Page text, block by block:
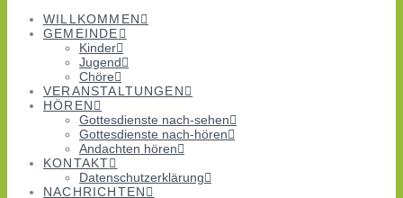
WILLKOMMEN
GEMEINDE
Kinder
Jugend
Chöre
VERANSTALTUNGEN
HÖREN
Gottesdienste nach-sehen
Gottesdienste nach-hören
Andachten hören
KONTAKT
Datenschutzerklärung
NACHRICHTEN